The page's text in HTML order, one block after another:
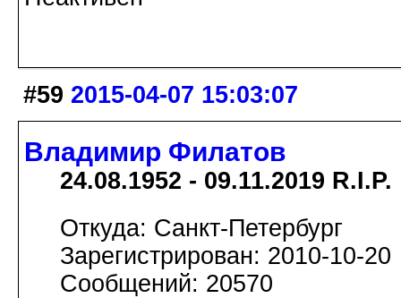
#59 2015-04-07 15:03:07
Владимир Филатов
24.08.1952 - 09.11.2019 R.I.P.
Откуда: Санкт-Петербург
Зарегистрирован: 2010-10-20
Сообщений: 20570